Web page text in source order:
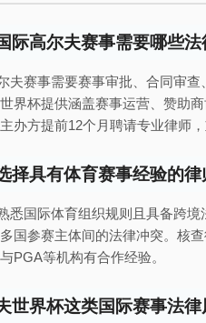
际高尔夫赛事需要哪些法
夫赛事需要赛事审批、合同审
界杯提供涵盖赛事运营、赞助
办方提前12个月聘请专业律师
择具有体育赛事经验的律
悉国际体育组织规则且具备跨
国参赛主体间的法律冲突。核
PGA等机构有合作经验。
世界杯这类国际赛事法律